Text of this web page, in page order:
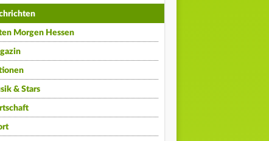
Morgen Hessen
& Stars